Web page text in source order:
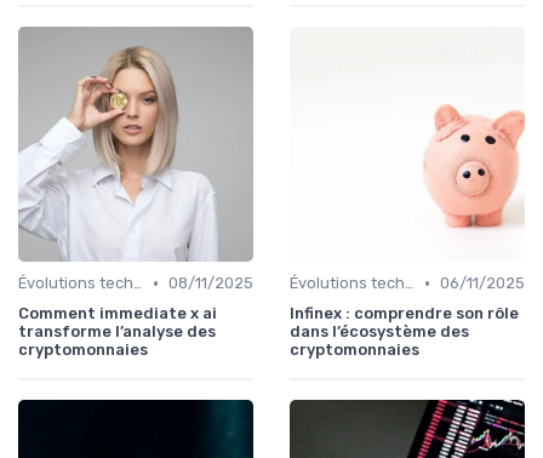
Évolutions technologiques (DeFi, NFTs, etc.) • 08/11/2025
Comment immediate x ai
transforme l’analyse des
cryptomonnaies
Évolutions technologiques (DeFi, NFTs, etc.) • 06/11/2025
Infinex : comprendre son rôle
dans l’écosystème des
cryptomonnaies